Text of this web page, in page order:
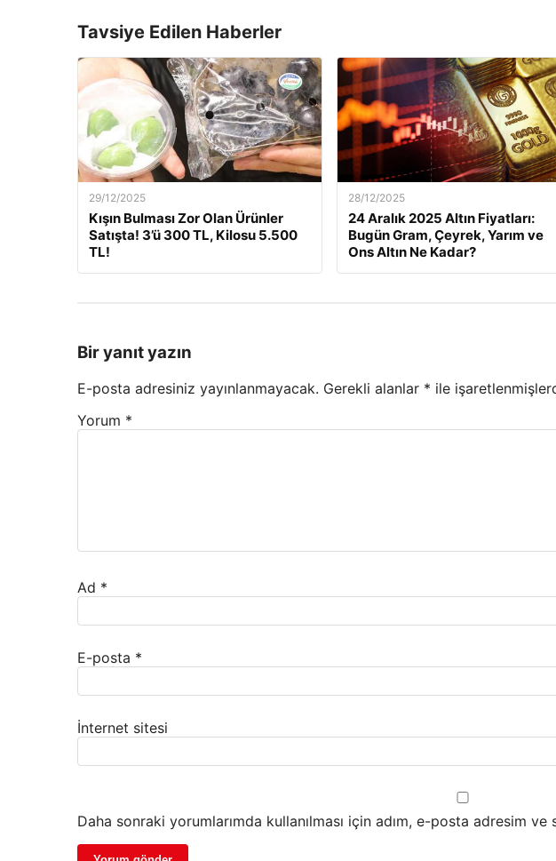
Tavsiye Edilen Haberler
29/12/2025
Kışın Bulması Zor Olan Ürünler
Satışta! 3’ü 300 TL, Kilosu 5.500
TL!
28/12/2025
24 Aralık 2025 Altın Fiyatları:
Bugün Gram, Çeyrek, Yarım ve
Ons Altın Ne Kadar?
Bir yanıt yazın
E-posta adresiniz yayınlanmayacak. Gerekli alanlar * ile
Yorum *
Ad *
E-posta *
İnternet sitesi
Daha sonraki yorumlarımda kullanılması için adım, e-posta adresim